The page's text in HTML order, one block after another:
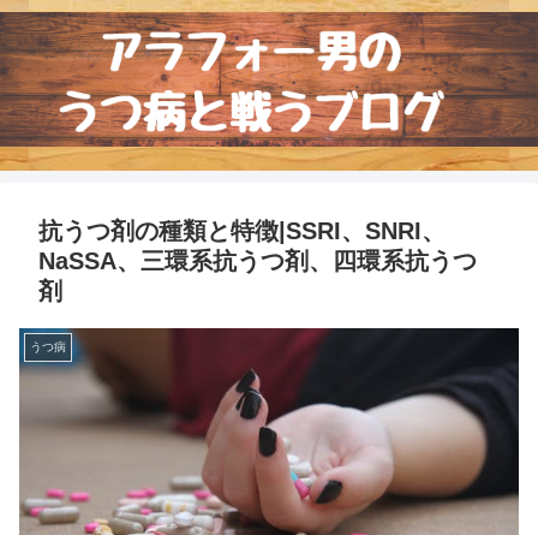
抗うつ剤の種類と特徴|SSRI、SNRI、
NaSSA、三環系抗うつ剤、四環系抗うつ
剤
うつ病